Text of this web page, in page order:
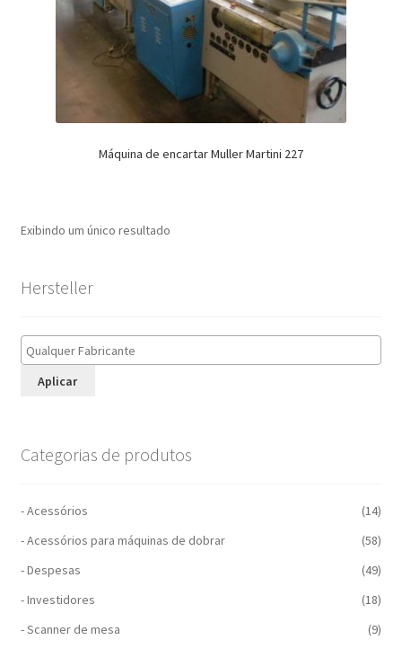
Máquina de encartar Muller Martini 227
Exibindo um único resultado
Hersteller
Aplicar
Categorias de produtos
- Acessórios
(14)
- Acessórios para máquinas de dobrar
(58)
- Despesas
(49)
- Investidores
(18)
- Scanner de mesa
(9)